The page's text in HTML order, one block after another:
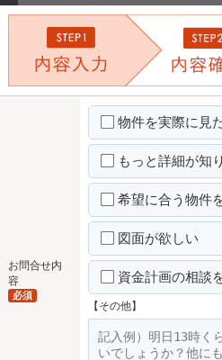
お問合せ内
容
必須
物件を実際に見
もっと詳細が知
希望に合う物件
図面が欲しい
資金計画の相談
【その他】